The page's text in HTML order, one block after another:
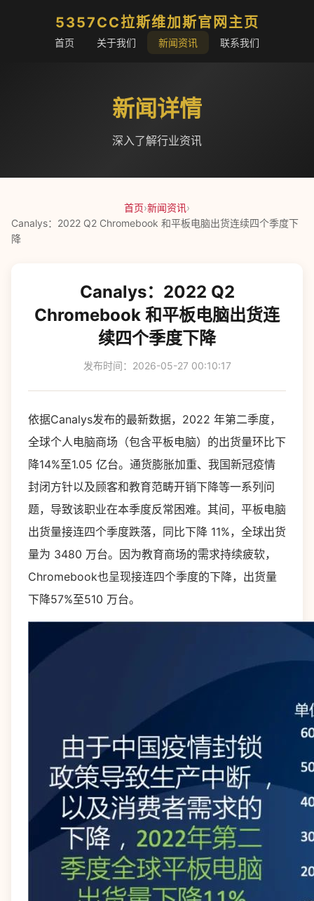
5357CC拉斯维加斯官网主页
首页 关于我们 新闻资讯 联系我们
新闻详情
深入了解行业资讯
首页›新闻资讯›
Canalys：2022 Q2 Chromebook 和平板电脑出货连续四个季度下
降
Canalys：2022 Q2
Chromebook 和平板电脑出货连
续四个季度下降
发布时间：2026-05-27 00:10:17
依据Canalys发布的最新数据，2022 年第二季度，
全球个人电脑商场（包含平板电脑）的出货量环比下
降14%至1.05 亿台。通货膨胀加重、我国新冠疫情
封闭方针以及顾客和教育范畴开销下降等一系列问
题，导致该职业在本季度反常困难。其间，平板电脑
出货量接连四个季度跌落，同比下降 11%，全球出货
量为 3480 万台。因为教育商场的需求持续疲软，
Chromebook也呈现接连四个季度的下降，出货量
下降57%至510 万台。